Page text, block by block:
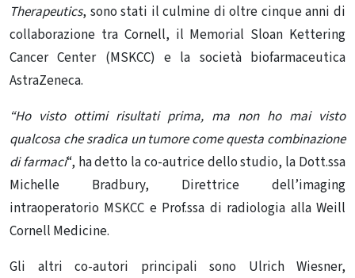
Therapeutics, sono stati il ​​culmine di oltre cinque anni di
collaborazione tra Cornell, il Memorial Sloan Kettering
Cancer Center (MSKCC) e la società biofarmaceutica
AstraZeneca.
“Ho visto ottimi risultati prima, ma non ho mai visto
qualcosa che sradica un tumore come questa combinazione
di farmaci“, ha detto la co-autrice dello studio, la Dott.ssa
Michelle Bradbury, Direttrice dell’imaging
intraoperatorio MSKCC e Prof.ssa di radiologia alla Weill
Cornell Medicine.
Gli altri co-autori principali sono Ulrich Wiesner,